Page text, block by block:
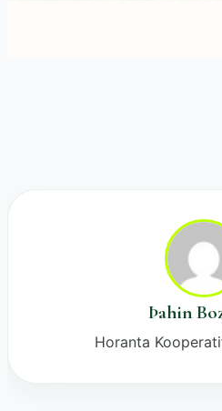
Þahin
Horanta